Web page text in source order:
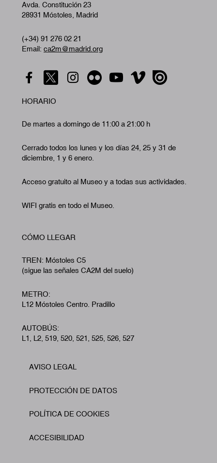
Avda. Constitución 23
28931 Móstoles, Madrid
(+34) 91 276 02 21
Email: ca2m@madrid.org
HORARIO
De martes a domingo de 11:00 a 21:00 h
Cerrado todos los lunes y los días 24, 25 y 31 de
diciembre, 1 y 6 enero.
Acceso gratuito al Museo y a todas sus actividades.
WIFI gratis en todo el Museo.
CÓMO LLEGAR
TREN: Móstoles C5
(sigue las señales CA2M del suelo)
METRO:
L12 Móstoles Centro. Pradillo
AUTOBÚS:
L1, L2, 519, 520, 521, 525, 526, 527
Footer
AVISO LEGAL
PROTECCIÓN DE DATOS
POLÍTICA DE COOKIES
ACCESIBILIDAD